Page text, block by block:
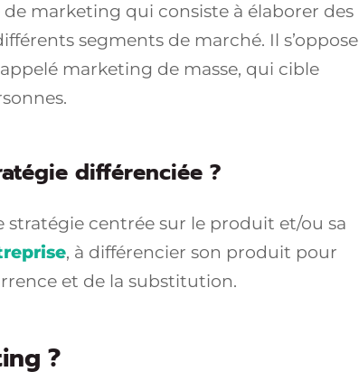
marketing qui consiste à élaborer des
segments de marché. Il s’oppose
marketing de masse, qui cible
différenciée ?
centrée sur le produit et/ou sa
, à différencier son produit pour
et de la substitution.
?